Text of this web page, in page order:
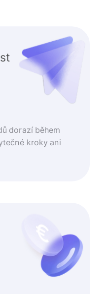
dorazí během
kroky ani